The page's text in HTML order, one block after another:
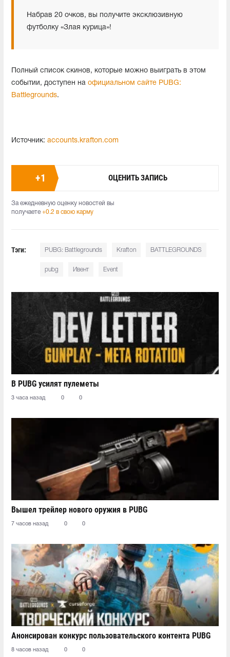
Набрав 20 очков, вы получите эксклюзивную
футболку «Злая курица»!
Полный список скинов, которые можно выиграть в этом
событии, доступен на официальном сайте PUBG:
Battlegrounds.
Источник: accounts.krafton.com
+1 ОЦЕНИТЬ ЗАПИСЬ
За ежедневную оценку новостей вы
получаете +0.2 в свою карму
Тэги: PUBG: Battlegrounds Krafton BATTLEGROUNDS
pubg Ивент Event
В PUBG усилят пулеметы
3 часа назад 0 0
Вышел трейлер нового оружия в PUBG
7 часов назад 0 0
Анонсирован конкурс пользовательского контента PUBG
8 часов назад 0 0